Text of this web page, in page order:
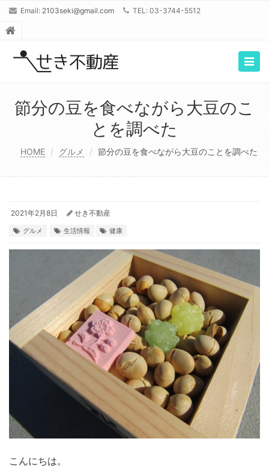
Email: 2103seki@gmail.com TEL: 03-3744-5512
節分の豆を食べながら大豆のこ
とを調べた
HOME グルメ 節分の豆を食べながら大豆のことを調べた
2021年2月8日 せき不動産
グルメ 生活情報 健康
こんにちは。